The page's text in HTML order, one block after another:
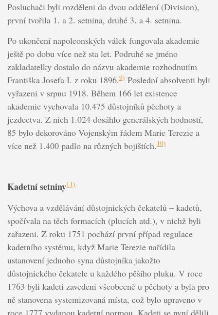
Posluchači byli rozděleni do dvou oddělení (Division),
první tvořila 1. a 2. setnina, druhé 3. a 4. setnina.
Po ukončení napoleonských válek fungovala akademie
ještě po dobu více než sta let. Podruhé se jméno
zakladatelky dostalo do názvu akademie rozhodnutím
Františka Josefa I. z roku 1896.9)Poslední absolventi byli
vyřazeni v srpnu 1918. Během 166 let existence
akademie vychovala 10.475 důstojníků pěchoty a
jezdectva. Z nich 1.024 dosáhlo generálských hodností,
85 bylo dekorováno Vojenským řádem Marie Terezie a
více než 1.400 padlo na různých bojištích.10)
Kadetní setniny11)
Výchova a vzdělávání důstojnických čekatelů – kadetů,
spočívala na těch formacích (plucích atd.), v nichž byli
zařazeni. Z roku 1751 pochází první případ regulace
kadetního systému, když Marie Terezie nařídila
ustanovení jednoho syna důstojníka jakožto
důstojnického čekatele u každého pěšího pluku. V roce
1763 byli kadeti zavedeni všeobecně u pěchoty a byla pro
ně stanovena systemizovaná místa, což bylo upraveno v
roce 1777 vydanou kadetní normou. Kadeti se nyní dělili